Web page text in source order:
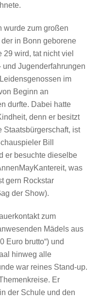
wurde zum großen
in Bonn geborene
29 wird, tat nicht viel
und Jugenderfahrungen
im
Beginn an
durfte. Dabei hatte
denn er besitzt
ist
Bill
er besuchte dieselbe
was
gern Rockstar
der Show).
zum
Mädels aus
Euro brutto“) und
hinweg alle
war reines Stand-up.
Er
der Schule und den